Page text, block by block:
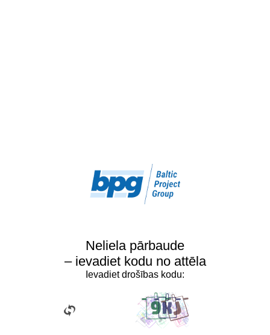
Neliela pārbaude
– ievadiet kodu no attēla
Ievadiet drošības kodu: